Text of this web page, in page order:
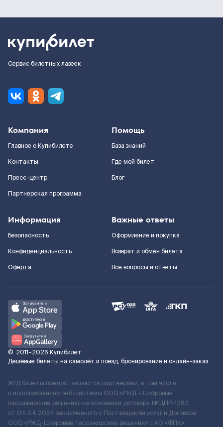
Сервис билетных лазеек
Компания
Главное о Купибилете
Контакты
Пресс-центр
Партнерская программа
Помощь
База знаний
Где мой билет
Блог
Информация
Безопасность
Конфиденциальность
Оферта
Важные ответы
Оформление и покупка
Возврат и обмен билета
Все вопросы и ответы
© 2011–2026 Купибилет
Дешёвые билеты на самолёт и поезд, бронирование и онлайн-заказ
Ж/Д билеты предоставляются партнёрами, в том числе
с использованием веб-системы ООО «РЖД – Цифровые
пассажирские решения» на основании договора № ЦПР-1282
от 04.04.2024 заключенного с Поставщиком услуг и Договора
ООО «РЖД-Цифровые пассажирские решения» c АО «ФПК»